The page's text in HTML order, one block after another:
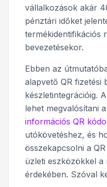
vállalkozások akár
pénztári időket
termékidentifikációs
bevezetésekor.
Ebben az
alapvető QR fizetési
készletintegrációig.
lehet megvalósítani a
információs QR
utókövetéshez, és
összekapcsolni a
üzleti eszközökkel a
érdekében. Szóval